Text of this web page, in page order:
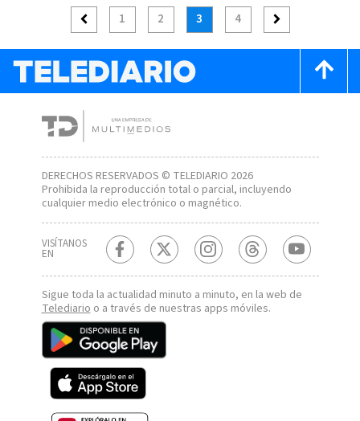
1 2 3 4
DERECHOS RESERVADOS © TELEDIARIO 2026
Prohibida la reproducción total o parcial, incluyendo
cualquier medio electrónico o magnético.
VISÍTANOS
EN
Sigue toda la actualidad minuto a minuto, en la web de
Telediario o a través de nuestras apps móviles.